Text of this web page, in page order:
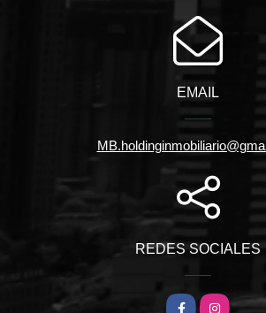
EMAIL
REDES SOCIALES
FacebookInstagram